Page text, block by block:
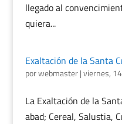
llegado al
quiera...
Exaltación de la Santa
porwebmaster|viernes,
La Exaltación de la
abad; Cereal, Salustia,